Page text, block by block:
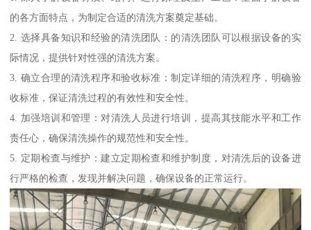
的各方面特点，为制定合适的清洗方案奠定基础。
2. 选择具备知识和经验的清洗团队：的清洗团队可以根据设备的实
际情况，提供针对性强的清洗方案。
3. 确立合理的清洗程序和验收标准：制定详细的清洗程序，明确验
收标准，保证清洗过程的有效性和安全性。
4. 加强培训和管理：对清洗人员进行培训，提高其技能水平和工作
责任心，确保清洗操作的规范性和安全性。
5. 定期检查与维护：建立定期检查和维护制度，对清洗后的设备进
行严格的检查，发现并解决问题，确保设备的正常运行。